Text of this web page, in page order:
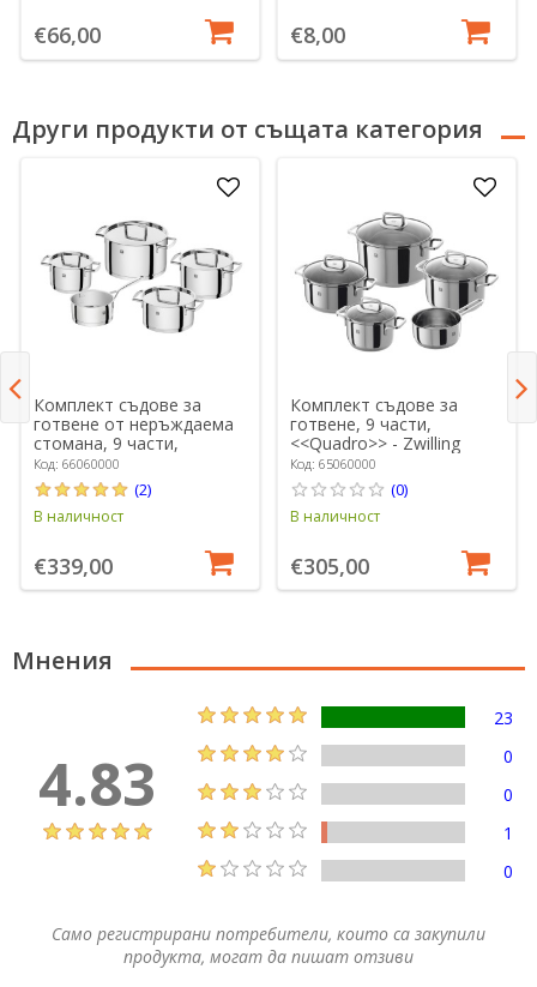
€66,00 €8,00
Други продукти от същата категория
Комплект съдове за
готвене от неръждаема
стомана, 9 части,
"Passion" - Zwilling
Код: 66060000
(2)
В наличност
€339,00
Комплект съдове за
готвене, 9 части,
<<Quadro>> - Zwilling
Код: 65060000
(0)
В наличност
€305,00
Мнения
4.83
23
0
0
1
0
Само регистрирани потребители, които са закупили
продукта, могат да пишат отзиви